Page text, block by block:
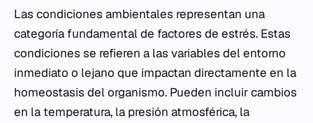
Las condiciones ambientales representan una
categoría fundamental de factores de estrés. Estas
condiciones se refieren a las variables del entorno
inmediato o lejano que impactan directamente en la
homeostasis del organismo. Pueden incluir cambios
en la temperatura, la presión atmosférica, la